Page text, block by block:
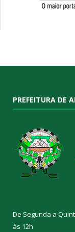
PREFEITURA DE
De Segunda a
às 12h